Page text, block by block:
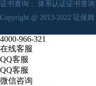
证书查询： 体系认证证书查询
Copyright @ 2013-2022 证保姆
4000-966-321
在线客服
QQ客服
QQ客服
微信咨询